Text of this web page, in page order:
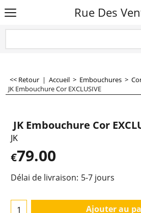
Rue Des
<< Retour | Accueil > Embouchures >
JK Embouchure Cor EXCLUSIVE
JK Embouchure Cor
JK
€79.00
Délai de livraison: 5-7 jours
Ajouter au